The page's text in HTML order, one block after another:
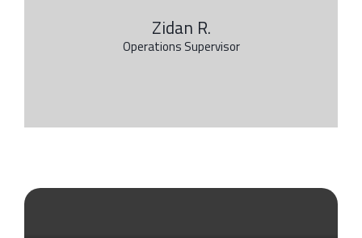
Zidan R.
Operations Supervisor